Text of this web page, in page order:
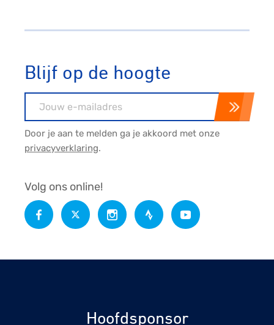
Blijf op de hoogte
Door je aan te melden ga je akkoord met onze
privacyverklaring.
Volg ons online!
Hoofdsponsor